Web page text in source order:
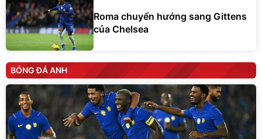
Roma chuyển hướng sang Gittens
của Chelsea
BÓNG ĐÁ ANH